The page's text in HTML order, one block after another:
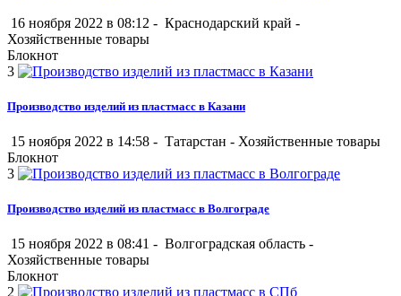
16 ноября 2022 в 08:12 - Краснодарский край -
Хозяйственные товары
Блокнот
3
Производство изделий из пластмасс в Казани
15 ноября 2022 в 14:58 - Татарстан - Хозяйственные товары
Блокнот
3
Производство изделий из пластмасс в Волгограде
15 ноября 2022 в 08:41 - Волгоградская область -
Хозяйственные товары
Блокнот
2